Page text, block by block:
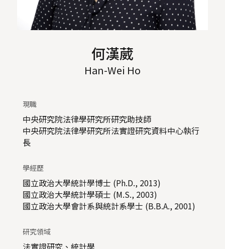
何漢葳
Han-Wei Ho
現職
中央研究院法律學研究所研究助技師
中央研究院法律學研究所法實證研究資料中心執行
長
學經歷
國立政治大學統計學博士 (Ph.D., 2013)
國立政治大學統計學碩士 (M.S., 2003)
國立政治大學會計系與統計系學士 (B.B.A., 2001)
研究領域